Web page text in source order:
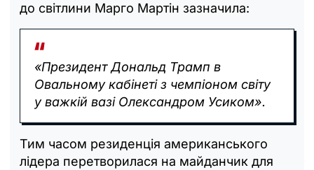
до світлини Марго Мартін зазначила:
«Президент Дональд Трамп в
Овальному кабінеті з чемпіоном світу
у важкій вазі Олександром Усиком».
Тим часом резиденція американського
лідера перетворилася на майданчик для